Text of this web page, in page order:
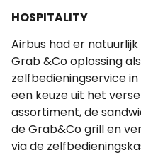
HOSPITALITY
Airbus had er
Grab &Co oplossing
zelfbedieningservice
een keuze uit het
assortiment, de
de Grab&Co grill en
via de